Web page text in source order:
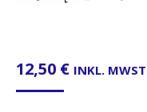
12,50 € INKL.